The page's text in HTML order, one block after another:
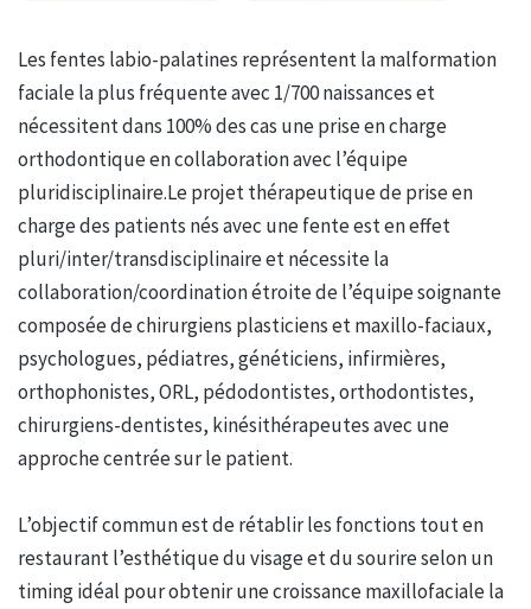
Les fentes labio-palatines représentent la malformation
faciale la plus fréquente avec 1/700 naissances et
nécessitent dans 100% des cas une prise en charge
orthodontique en collaboration avec l’équipe
pluridisciplinaire.Le projet thérapeutique de prise en
charge des patients nés avec une fente est en effet
pluri/inter/transdisciplinaire et nécessite la
collaboration/coordination étroite de l’équipe soignante
composée de chirurgiens plasticiens et maxillo-faciaux,
psychologues, pédiatres, généticiens, infirmières,
orthophonistes, ORL, pédodontistes, orthodontistes,
chirurgiens-dentistes, kinésithérapeutes avec une
approche centrée sur le patient.
L’objectif commun est de rétablir les fonctions tout en
restaurant l’esthétique du visage et du sourire selon un
timing idéal pour obtenir une croissance maxillofaciale la